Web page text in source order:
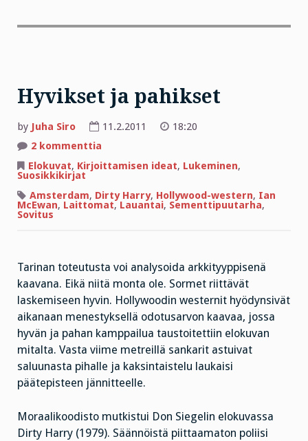
Hyvikset ja pahikset
by Juha Siro 11.2.2011
18:20
2 kommenttia
ja
Elokuvat, Kirjoittamisen ideat, Lukeminen,
Suosikkikirjat
Amsterdam, Dirty Harry, Hollywood-western, Ian
McEwan, Laittomat, Lauantai, Sementtipuutarha,
Sovitus
Tarinan toteutusta voi analysoida arkkityyppisenä
kaavana. Eikä niitä monta ole. Sormet riittävät
laskemiseen hyvin. Hollywoodin westernit hyödynsivät
aikanaan menestyksellä odotusarvon kaavaa, jossa
hyvän ja pahan kamppailua taustoitettiin elokuvan
mitalta. Vasta viime metreillä sankarit astuivat
saluunasta pihalle ja kaksintaistelu laukaisi
päätepisteen jännitteelle.
Moraalikoodisto mutkistui Don Siegelin elokuvassa
Dirty Harry (1979). Säännöistä piittaamaton poliisi